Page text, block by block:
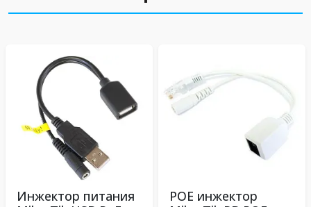
Инжектор питания
POE инжектор